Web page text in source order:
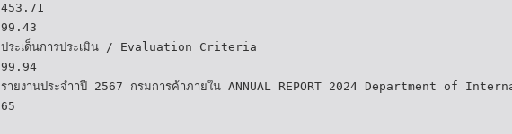
453.71
99.43
ประเด็นการประเมิน / Evaluation Criteria
99.94
รายงานประจําาปี 2567 กรมการค้าภายใน ANNUAL REPORT 2024 Department of
65